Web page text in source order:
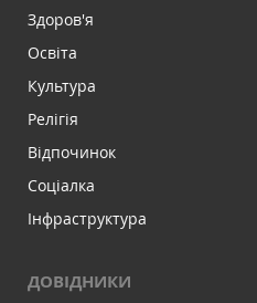
Здоров'я
Освіта
Культура
Релігія
Відпочинок
Соціалка
Інфраструктура
ДОВІДНИКИ